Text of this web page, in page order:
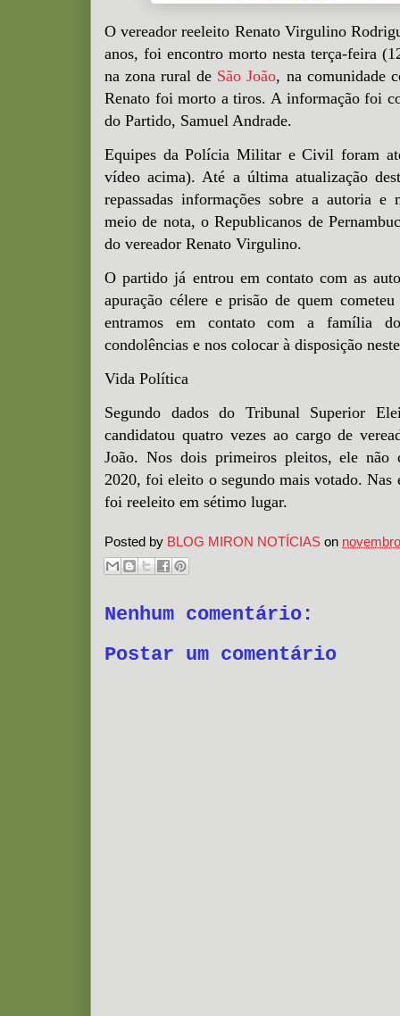
O vereador reeleito Renato Virgulino
anos, foi encontro morto nesta terça-feira
na zona rural de São João, na comunidade
Renato foi morto a tiros. A informação foi
do Partido, Samuel Andrade.
Equipes da Polícia Militar e Civil foram
vídeo acima). Até a última atualização
repassadas informações sobre a autoria
meio de nota, o Republicanos de
do vereador Renato Virgulino.
O partido já entrou em contato com as
apuração célere e prisão de quem
entramos em contato com a família
condolências e nos colocar à disposição
Vida Política
Segundo dados do Tribunal Superior
candidatou quatro vezes ao cargo de
João. Nos dois primeiros pleitos, ele não
2020, foi eleito o segundo mais votado. Nas
foi reeleito em sétimo lugar.
Posted by BLOG MIRON NOTÍCIAS on
Nenhum comentário:
Postar um comentário